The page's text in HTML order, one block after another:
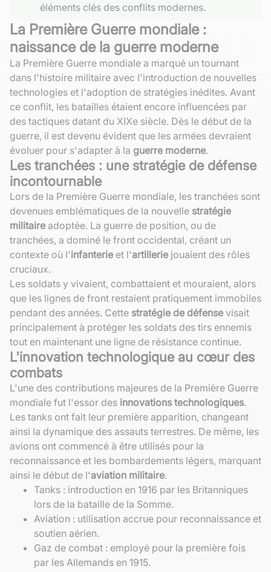
éléments clés des conflits modernes.
La Première Guerre mondiale :
naissance de la guerre moderne
La Première Guerre mondiale a marqué un tournant
dans l'histoire militaire avec l'introduction de nouvelles
technologies et l'adoption de stratégies inédites. Avant
ce conflit, les batailles étaient encore influencées par
des tactiques datant du XIXe siècle. Dès le début de la
guerre, il est devenu évident que les armées devraient
évoluer pour s'adapter à la guerre moderne.
Les tranchées : une stratégie de défense
incontournable
Lors de la Première Guerre mondiale, les tranchées sont
devenues emblématiques de la nouvelle stratégie
militaire adoptée. La guerre de position, ou de
tranchées, a dominé le front occidental, créant un
contexte où l'infanterie et l'artillerie jouaient des rôles
cruciaux.
Les soldats y vivaient, combattaient et mouraient, alors
que les lignes de front restaient pratiquement immobiles
pendant des années. Cette stratégie de défense visait
principalement à protéger les soldats des tirs ennemis
tout en maintenant une ligne de résistance continue.
L'innovation technologique au cœur des
combats
L'une des contributions majeures de la Première Guerre
mondiale fut l'essor des innovations technologiques.
Les tanks ont fait leur première apparition, changeant
ainsi la dynamique des assauts terrestres. De même, les
avions ont commencé à être utilisés pour la
reconnaissance et les bombardements légers, marquant
ainsi le début de l'aviation militaire.
Tanks : introduction en 1916 par les Britanniques
lors de la bataille de la Somme.
Aviation : utilisation accrue pour reconnaissance et
soutien aérien.
Gaz de combat : employé pour la première fois
par les Allemands en 1915.